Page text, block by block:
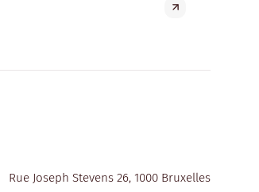
Rue Joseph Stevens 26, 1000 Bruxelles